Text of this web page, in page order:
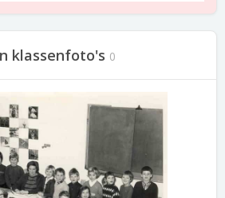
klassenfoto's 0